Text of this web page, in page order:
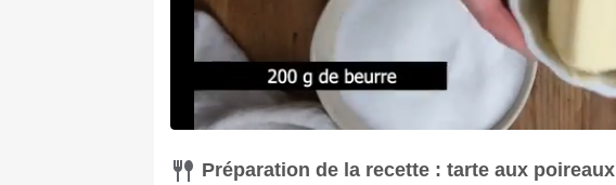
Préparation de la recette : tarte aux poireaux